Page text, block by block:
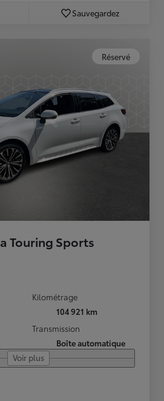
Sauvegardez
Réservé
Touring Sports
Kilométrage
104 921 km
Transmission
Boîte automatique
Voir plus